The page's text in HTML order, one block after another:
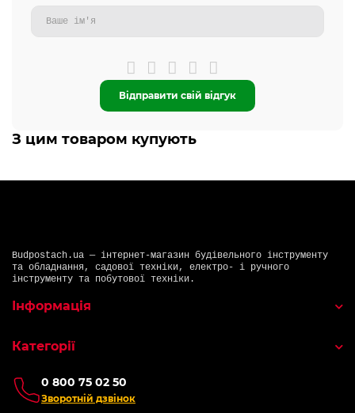
Відправити свій відгук
З цим товаром купують
Budpostach.ua — інтернет-магазин будівельного інструменту
та обладнання, садової техніки, електро- і ручного
інструменту та побутової техніки.
0 800 75 02 50
Зворотній дзвінок
Інформація
Категорії